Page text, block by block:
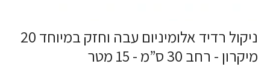
ניקול רדיד אלומיניום עבה וחזק במיוחד 20
מיקרון - רחב 30 ס”מ - 15 מטר